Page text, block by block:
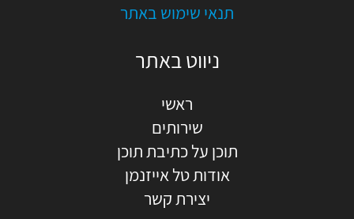
תנאי שימוש באתר
ניווט באתר
ראשי
שירותים
תוכן על כתיבת תוכן
אודות טל אייזנמן
יצירת קשר